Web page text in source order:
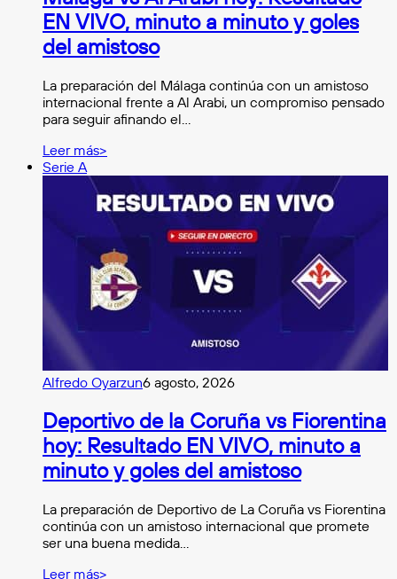
EN VIVO, minuto a minuto y goles
del amistoso
La preparación del Málaga continúa con un amistoso
internacional frente a Al Arabi, un compromiso pensado
para seguir afinando el…
Leer más>
Serie A
Alfredo Oyarzun6 agosto, 2026
Deportivo de la Coruña vs Fiorentina
hoy: Resultado EN VIVO, minuto a
minuto y goles del amistoso
La preparación de Deportivo de La Coruña vs Fiorentina
continúa con un amistoso internacional que promete
ser una buena medida…
Leer más>